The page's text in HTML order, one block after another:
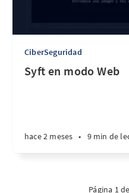
CiberSeguridad
Syft en modo Web
hace 2 meses • 9 min de
Página 1